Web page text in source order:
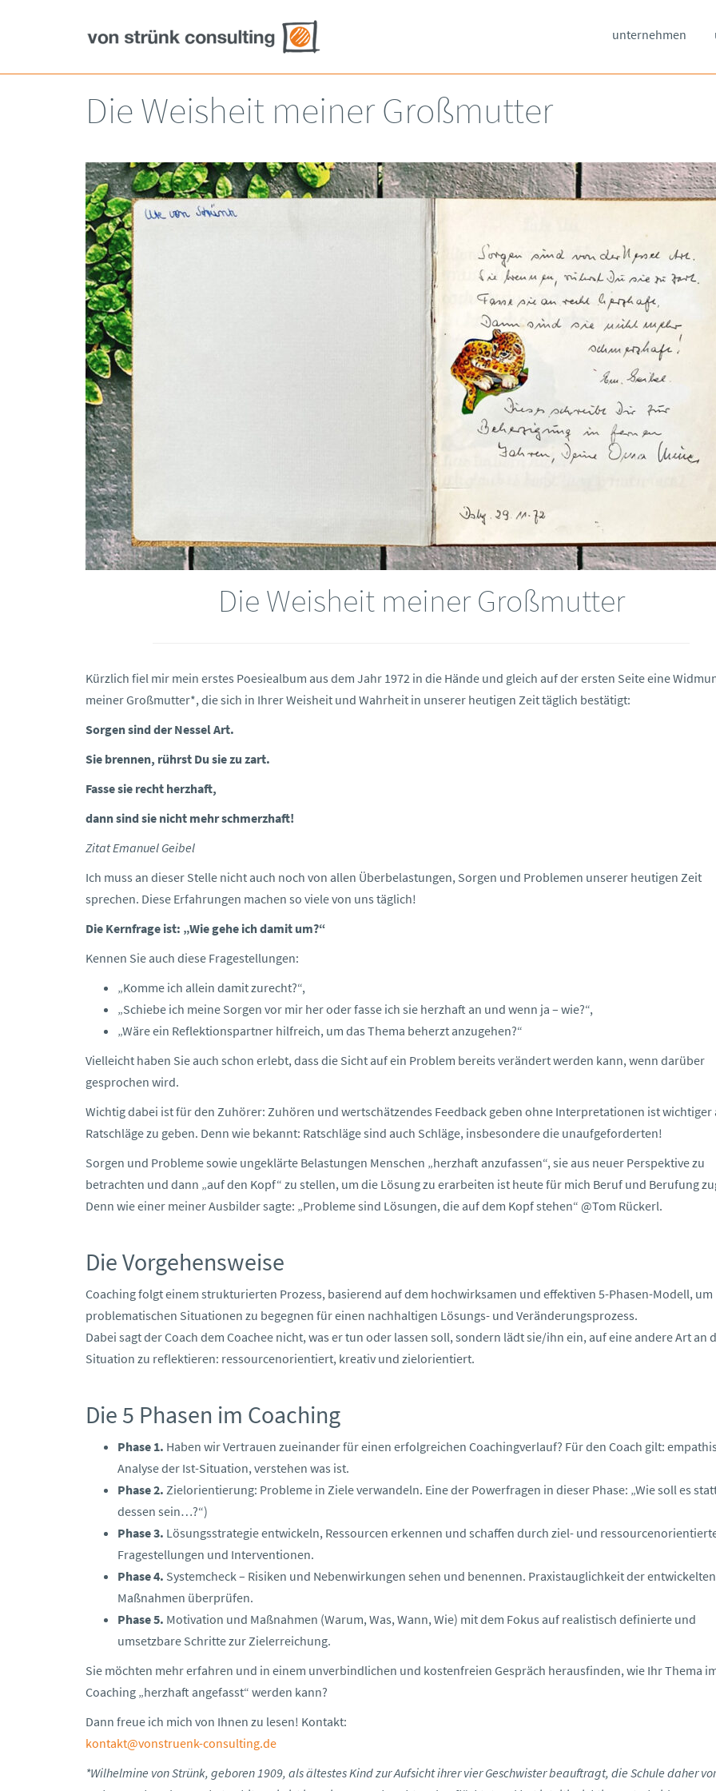
unternehmen
Die Weisheit meiner Großmutter
Die Weisheit meiner Großmutter
Kürzlich fiel mir mein erstes Poesiealbum aus dem Jahr 1972 in die Hände und gleich auf der ersten Seite eine
meiner Großmutter*, die sich in Ihrer Weisheit und Wahrheit in unserer heutigen Zeit täglich bestätigt:
Sorgen sind der Nessel Art.
Sie brennen, rührst Du sie zu zart.
Fasse sie recht herzhaft,
dann sind sie nicht mehr schmerzhaft!
Zitat Emanuel Geibel
Ich muss an dieser Stelle nicht auch noch von allen Überbelastungen, Sorgen und Problemen unserer heutigen Zeit
sprechen. Diese Erfahrungen machen so viele von uns täglich!
Die Kernfrage ist: „Wie gehe ich damit um?“
Kennen Sie auch diese Fragestellungen:
„Komme ich allein damit zurecht?“,
„Schiebe ich meine Sorgen vor mir her oder fasse ich sie herzhaft an und wenn ja – wie?“,
„Wäre ein Reflektionspartner hilfreich, um das Thema beherzt anzugehen?“
Vielleicht haben Sie auch schon erlebt, dass die Sicht auf ein Problem bereits verändert werden kann, wenn darüber
gesprochen wird.
Wichtig dabei ist für den Zuhörer: Zuhören und wertschätzendes Feedback geben ohne Interpretationen ist wichtiger
Ratschläge zu geben. Denn wie bekannt: Ratschläge sind auch Schläge, insbesondere die unaufgeforderten!
Sorgen und Probleme sowie ungeklärte Belastungen Menschen „herzhaft anzufassen“, sie aus neuer Perspektive zu
betrachten und dann „auf den Kopf“ zu stellen, um die Lösung zu erarbeiten ist heute für mich Beruf und Berufung
Denn wie einer meiner Ausbilder sagte: „Probleme sind Lösungen, die auf dem Kopf stehen“ @Tom Rückerl.
Die Vorgehensweise
Coaching folgt einem strukturierten Prozess, basierend auf dem hochwirksamen und effektiven 5-Phasen-Modell, um
problematischen Situationen zu begegnen für einen nachhaltigen Lösungs- und Veränderungsprozess.
Dabei sagt der Coach dem Coachee nicht, was er tun oder lassen soll, sondern lädt sie/ihn ein, auf eine andere Art an
Situation zu reflektieren: ressourcenorientiert, kreativ und zielorientiert.
Die 5 Phasen im Coaching
Phase 1. Haben wir Vertrauen zueinander für einen erfolgreichen Coachingverlauf? Für den Coach gilt:
Analyse der Ist-Situation, verstehen was ist.
Phase 2. Zielorientierung: Probleme in Ziele verwandeln. Eine der Powerfragen in dieser Phase: „Wie soll es
dessen sein…?“)
Phase 3. Lösungsstrategie entwickeln, Ressourcen erkennen und schaffen durch ziel- und
Fragestellungen und Interventionen.
Phase 4. Systemcheck – Risiken und Nebenwirkungen sehen und benennen. Praxistauglichkeit der entwickelten
Maßnahmen überprüfen.
Phase 5. Motivation und Maßnahmen (Warum, Was, Wann, Wie) mit dem Fokus auf realistisch definierte und
umsetzbare Schritte zur Zielerreichung.
Sie möchten mehr erfahren und in einem unverbindlichen und kostenfreien Gespräch herausfinden, wie Ihr Thema
Coaching „herzhaft angefasst“ werden kann?
Dann freue ich mich von Ihnen zu lesen! Kontakt:
kontakt@vonstruenk-consulting.de
*Wilhelmine von Strünk, geboren 1909, als ältestes Kind zur Aufsicht ihrer vier Geschwister beauftragt, die Schule daher